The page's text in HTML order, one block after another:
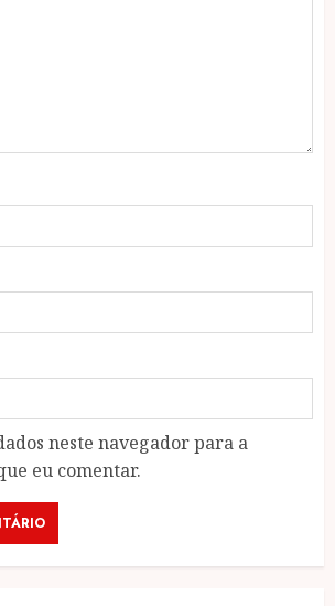
neste navegador para a
eu comentar.